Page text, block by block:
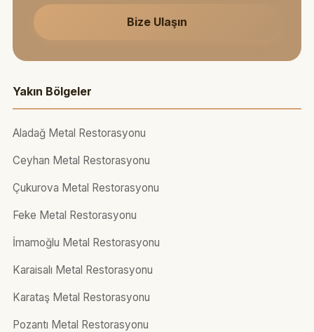
Bize Ulaşın
Yakın Bölgeler
Aladağ Metal Restorasyonu
Ceyhan Metal Restorasyonu
Çukurova Metal Restorasyonu
Feke Metal Restorasyonu
İmamoğlu Metal Restorasyonu
Karaisalı Metal Restorasyonu
Karataş Metal Restorasyonu
Pozantı Metal Restorasyonu